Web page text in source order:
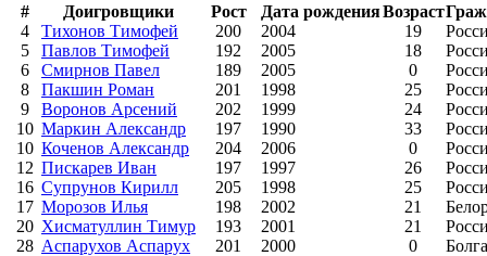
#
Доигровщики Рост Дата рожденияВозраст
4
Тихонов Тимофей 200 2004 19
5
Павлов Тимофей 192 2005 18
6
Смирнов Павел 189 2005 0
8
Пакшин Роман 201 1998 25
9
Воронов Арсений 202 1999 24
10 Маркин Александр 197 1990 33
10 Коченов Александр 204 2006 0
12 Пискарев Иван 197 1997 26
16 Супрунов Кирилл 205 1998 25
17 Морозов Илья 198 2002 21
20 Хисматуллин Тимур 193 2001 21
28 Аспарухов Аспарух 201 2000 0